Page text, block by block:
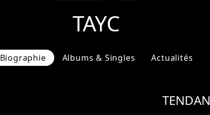
TAYC
Biographie Albums & Singles Actualités